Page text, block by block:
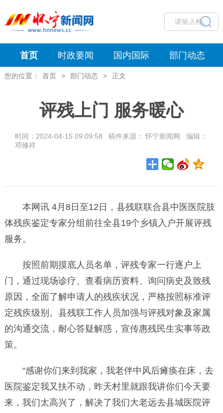
首页 时政要闻 国内国际 部门动态
您的位置： 首页 > 部门动态 > 正文
评残上门 服务暖心
时间：2024-04-15 09:09:58 稿件来源： 怀宁新闻网 编辑：
邓修祥
本网讯 4月8日至12日，县残联联合县中医医院肢
体残疾鉴定专家分组前往全县19个乡镇入户开展评残
服务。
按照前期摸底人员名单，评残专家一行逐户上
门，通过现场诊疗、查看病历资料、询问病史及致残
原因，全面了解申请人的残疾状况，严格按照标准评
定残疾级别。县残联工作人员加强与评残对象及家属
的沟通交流，耐心答疑解惑，宣传惠残民生实事等政
策。
“感谢你们来到我家，我老伴中风后瘫痪在床，去
医院鉴定我又扶不动，昨天村里就跟我讲你们今天要
来，我们太高兴了，解决了我们大老远去县城医院评